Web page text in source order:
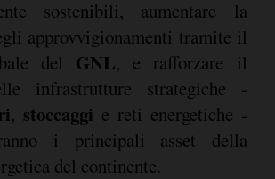
sostenibili, aumentare la
approvvigionamenti tramite il
del GNL, e rafforzare il
infrastrutture strategiche -
, stoccaggi e reti energetiche -
i principali asset della
del continente.